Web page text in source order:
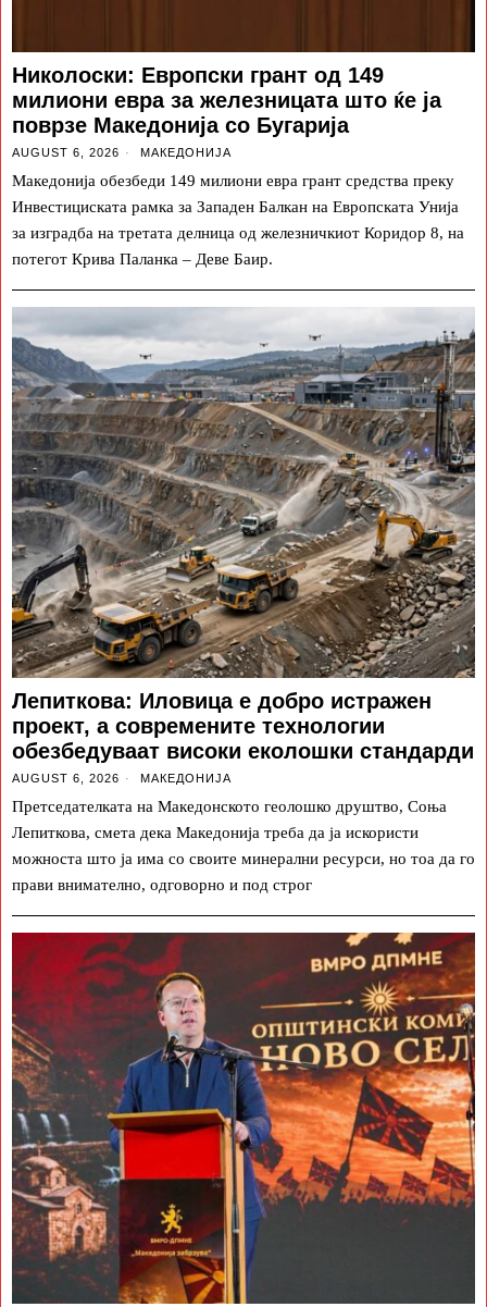
Николоски: Европски грант од 149
милиони евра за железницата што ќе ја
поврзе Македонија со Бугарија
AUGUST 6, 2026 МАКЕДОНИЈА
Македонија обезбеди 149 милиони евра грант средства преку
Инвестициската рамка за Западен Балкан на Европската Унија
за изградба на третата делница од железничкиот Коридор 8, на
потегот Крива Паланка – Деве Баир.
Лепиткова: Иловица е добро истражен
проект, а современите технологии
обезбедуваат високи еколошки стандарди
AUGUST 6, 2026 МАКЕДОНИЈА
Претседателката на Македонското геолошко друштво, Соња
Лепиткова, смета дека Македонија треба да ја искористи
можноста што ја има со своите минерални ресурси, но тоа да го
прави внимателно, одговорно и под строг